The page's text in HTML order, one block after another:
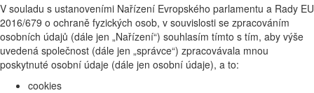
V souladu s ustanoveními Nařízení Evropského parlamentu a Rady EU
2016/679 o ochraně fyzických osob, v souvislosti se zpracováním
osobních údajů (dále jen „Nařízení“) souhlasím tímto s tím, aby výše
uvedená společnost (dále jen „správce“) zpracovávala mnou
poskytnuté osobní údaje (dále jen osobní údaje), a to:
cookies